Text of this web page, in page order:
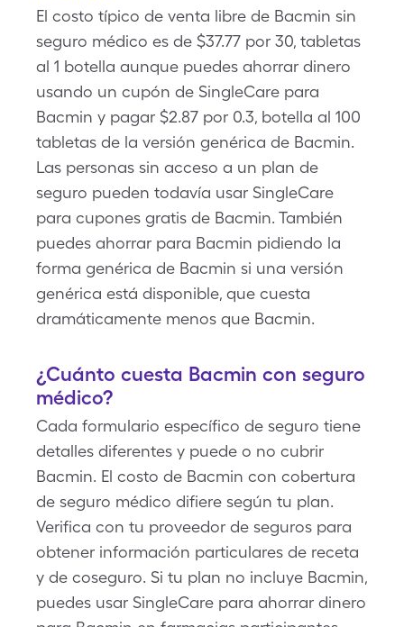
El costo típico de venta libre de Bacmin sin
seguro médico es de $37.77 por 30, tabletas
al 1 botella aunque puedes ahorrar dinero
usando un cupón de SingleCare para
Bacmin y pagar $2.87 por 0.3, botella al 100
tabletas de la versión genérica de Bacmin.
Las personas sin acceso a un plan de
seguro pueden todavía usar SingleCare
para cupones gratis de Bacmin. También
puedes ahorrar para Bacmin pidiendo la
forma genérica de Bacmin si una versión
genérica está disponible, que cuesta
dramáticamente menos que Bacmin.
¿Cuánto cuesta Bacmin con seguro
médico?
Cada formulario específico de seguro tiene
detalles diferentes y puede o no cubrir
Bacmin. El costo de Bacmin con cobertura
de seguro médico difiere según tu plan.
Verifica con tu proveedor de seguros para
obtener información particulares de receta
y de coseguro. Si tu plan no incluye Bacmin,
puedes usar SingleCare para ahorrar dinero